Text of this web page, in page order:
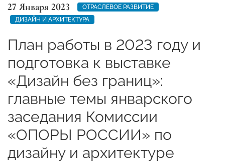
27 Января 2023
ОТРАСЛЕВОЕ РАЗВИТИЕ
ДИЗАЙН И АРХИТЕКТУРА
План работы в 2023 году и
подготовка к выставке
«Дизайн без границ»:
главные темы январского
заседания Комиссии
«ОПОРЫ РОССИИ» по
дизайну и архитектуре